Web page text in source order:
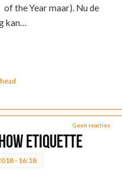
of the Year maar). Nu de
kan…
Geen reacties
etiquette
- 16:18